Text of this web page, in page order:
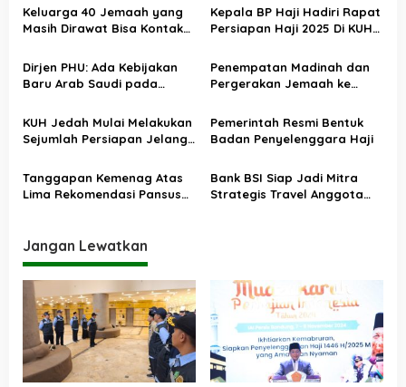
s
p
s
Keluarga 40 Jemaah yang
Masih Dirawat Bisa Kontak
Nomornya
Kepala BP Haji Hadiri Rapat
Persiapan Haji 2025 Di KUH
Dirjen PHU: Ada Kebijakan
Baru Arab Saudi pada
Penempatan Madinah dan
Pergerakan Jemaah ke
Perhatian Operasional Haji
2025
KUH Jedah Mulai Melakukan
Sejumlah Persiapan Jelang
Pemerintah Resmi Bentuk
Badan Penyelenggara Haji
Tanggapan Kemenag Atas
Lima Rekomendasi Pansus
Bank BSI Siap Jadi Mitra
Strategis Travel Anggota
Jangan Lewatkan